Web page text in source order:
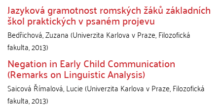
Jazyková gramotnost romských žáků základních
škol praktických v psaném projevu
Bedřichová, Zuzana(Univerzita Karlova v Praze, Filozofická
fakulta,2013)
Negation in Early Child Communication
(Remarks on Linguistic Analysis)
Saicová Římalová, Lucie(Univerzita Karlova v Praze, Filozofická
fakulta,2013)